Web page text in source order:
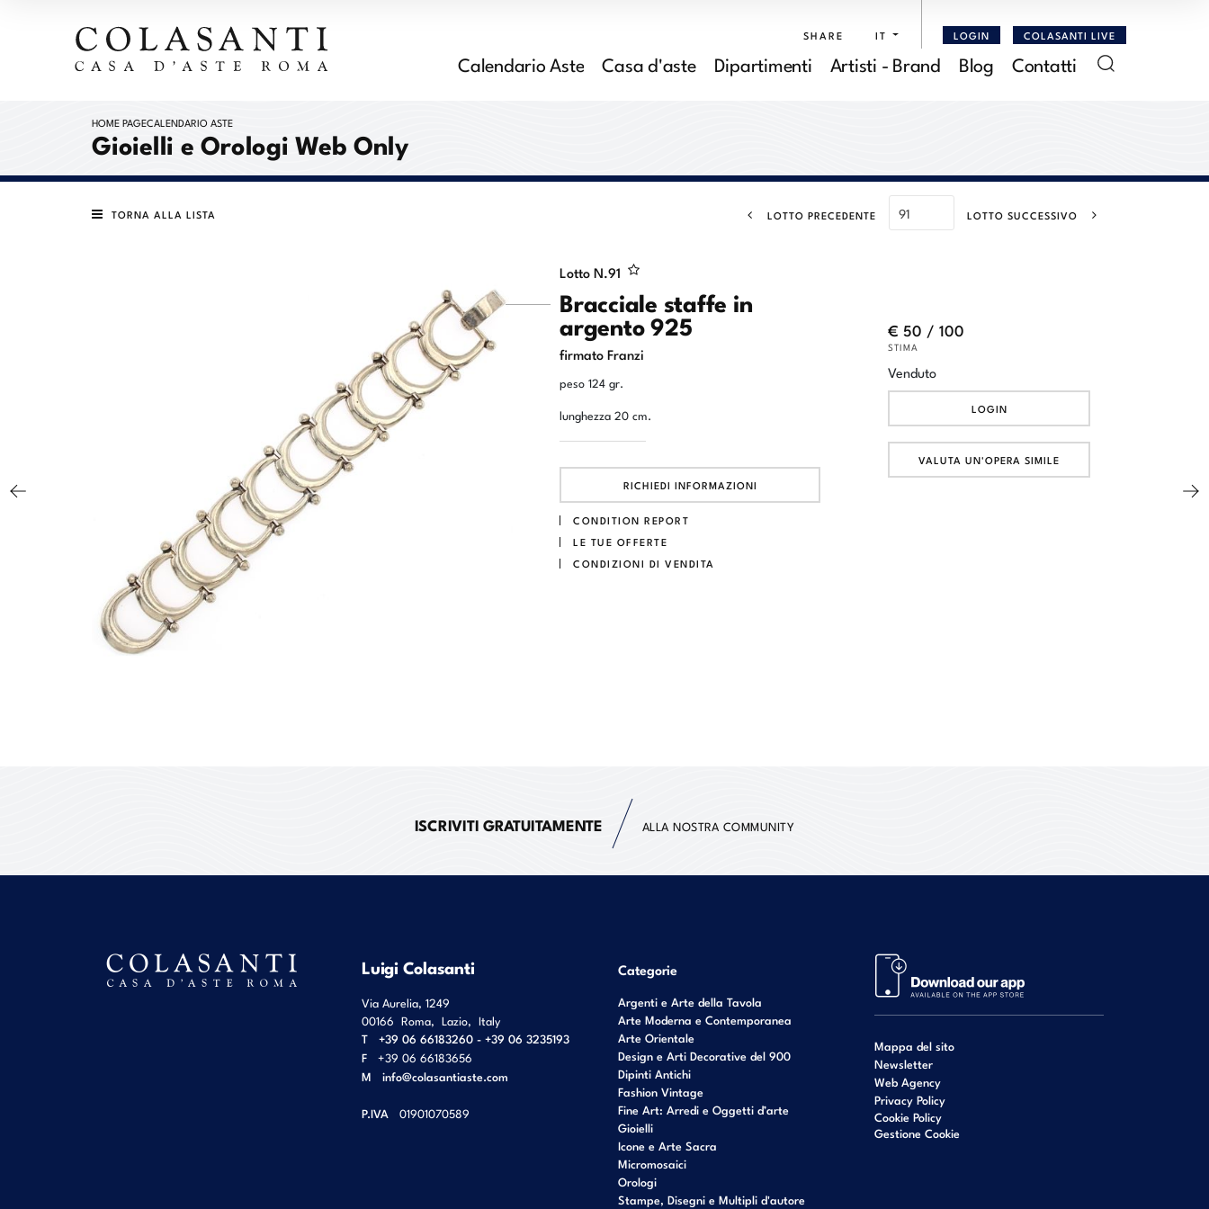
SHARE IT LOGIN COLASANTI LIVE
Calendario Aste Casa d'aste Dipartimenti Artisti - Brand Blog Contatti
HOME PAGECALENDARIO ASTE
Gioielli e Orologi Web Only
TORNA ALLA LISTA LOTTO PRECEDENTE LOTTO SUCCESSIVO
Lotto N.91
Bracciale staffe in
argento 925
firmato Franzi
peso 124 gr.
lunghezza 20 cm.
RICHIEDI INFORMAZIONI
CONDITION REPORT
LE TUE OFFERTE
CONDIZIONI DI VENDITA
€ 50 / 100
STIMA
Venduto
LOGIN
VALUTA UN'OPERA SIMILE
ISCRIVITI GRATUITAMENTE ALLA NOSTRA COMMUNITY
Luigi Colasanti
Via Aurelia, 1249
00166 Roma, Lazio, Italy
T
+39 06 66183260 - +39 06 3235193
F
+39 06 66183656
M info@colasantiaste.com
P.IVA 01901070589
Categorie
Argenti e Arte della Tavola
Arte Moderna e Contemporanea
Arte Orientale
Design e Arti Decorative del 900
Dipinti Antichi
Fashion Vintage
Fine Art: Arredi e Oggetti d’arte
Gioielli
Icone e Arte Sacra
Micromosaici
Orologi
Stampe, Disegni e Multipli d'autore
Mappa del sito
Newsletter
Web Agency
Privacy Policy
Cookie Policy
Gestione Cookie